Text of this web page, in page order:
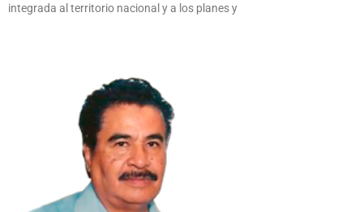
integrada al territorio nacional y a los planes y